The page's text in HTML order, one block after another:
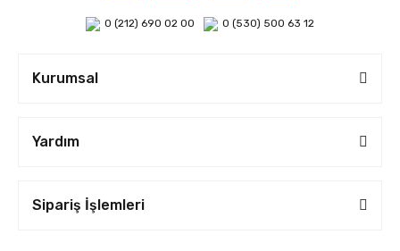
0 (212) 690 02 00 0 (530) 500 63 12
Kurumsal
Yardım
Sipariş İşlemleri